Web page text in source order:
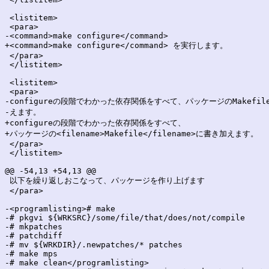
<listitem>
<para>
-<command>make configure</command>
+<command>make configure</command> を実行します。
</para>
</listitem>
<listitem>
<para>
-configureの段階でわかった依存関係をすべて、パッケージの
-えます。
+configureの段階でわかった依存関係をすべて、
+パッケージの<filename>Makefile</filename>に書き加えます。
</para>
</listitem>
@@ -54,13 +54,13 @@
以下を繰り返しおこなって、パッケージを作り上げます
</para>
-<programlisting># make
-# pkgvi ${WRKSRC}/some/file/that/does/not/compile
-# mkpatches
-# patchdiff
-# mv ${WRKDIR}/.newpatches/* patches
-# make mps
-# make clean</programlisting>